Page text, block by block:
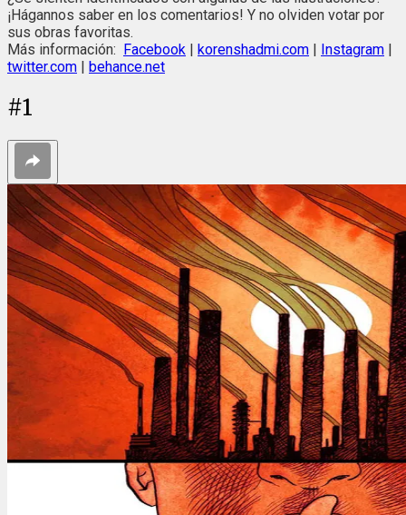
¡Hágannos saber en los comentarios! Y no olviden votar por
sus obras favoritas.
Más información: Facebook | korenshadmi.com | Instagram |
twitter.com | behance.net
#1